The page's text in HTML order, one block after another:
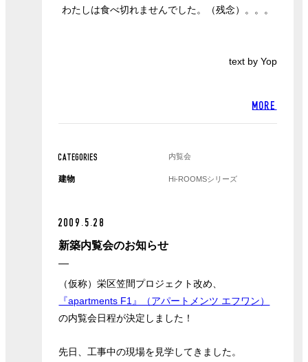
わたしは食べ切れませんでした。（残念）。。。
text by Yop
MORE
CATEGORIES 内覧会
建物 Hi-ROOMSシリーズ
2009.5.28
新築内覧会のお知らせ
（仮称）栄区笠間プロジェクト改め、
『apartments F1』（アパートメンツ エフワン）
の内覧会日程が決定しました！
先日、工事中の現場を見学してきました。